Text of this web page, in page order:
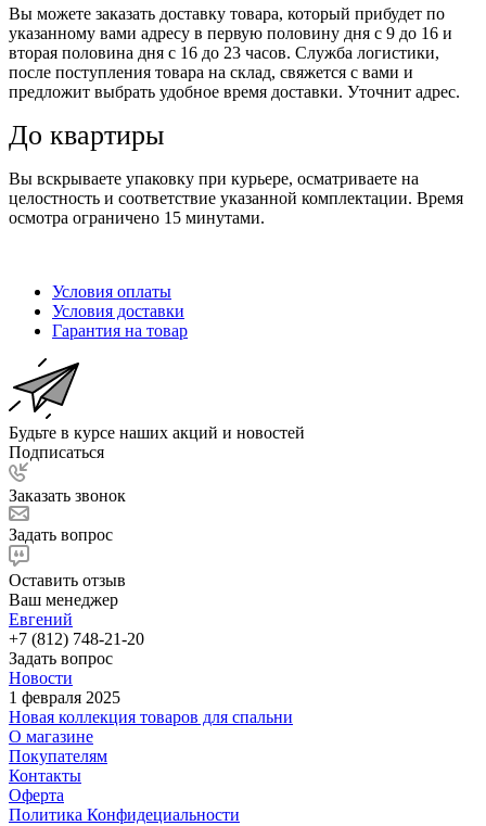
Вы можете заказать доставку товара, который прибудет по
указанному вами адресу в первую половину дня с 9 до 16 и
вторая половина дня с 16 до 23 часов. Служба логистики,
после поступления товара на склад, свяжется с вами и
предложит выбрать удобное время доставки. Уточнит адрес.
До квартиры
Вы вскрываете упаковку при курьере, осматриваете на
целостность и соответствие указанной комплектации. Время
осмотра ограничено 15 минутами.
Условия оплаты
Условия доставки
Гарантия на товар
Будьте в курсе наших акций и новостей
Подписаться
Заказать звонок
Задать вопрос
Оставить отзыв
Ваш менеджер
Евгений
+7 (812) 748-21-20
Задать вопрос
Новости
1 февраля 2025
Новая коллекция товаров для спальни
О магазине
Покупателям
Контакты
Оферта
Политика Конфидециальности